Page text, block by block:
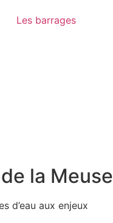
Les barrages
la Meuse
d’eau aux enjeux